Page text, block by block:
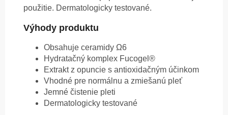
použitie. Dermatologicky testované.
Výhody produktu
Obsahuje ceramidy Ω6
Hydratačný komplex Fucogel®
Extrakt z opuncie s antioxidačným účinkom
Vhodné pre normálnu a zmiešanú pleť
Jemné čistenie pleti
Dermatologicky testované